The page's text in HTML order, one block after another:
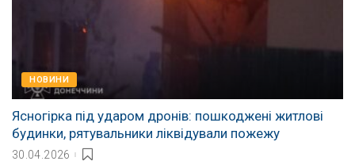
НОВИНИ
Ясногірка під ударом дронів: пошкоджені житлові
будинки, рятувальники ліквідували пожежу
30.04.2026